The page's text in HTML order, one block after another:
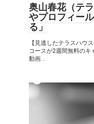
奥山春花（テ
やプロフィー
る」
【見逃したテラスハウ
コースが2週間無料の
動画...